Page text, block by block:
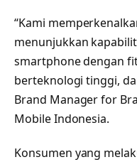
“Kami
menunjukkan
smartphone dengan
berteknologi tinggi,
Brand Manager for
Mobile Indonesia.
Konsumen yang